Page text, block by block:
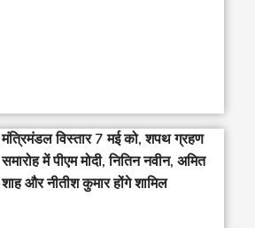
मंत्रिमंडल विस्तार 7 मई को, शपथ ग्रहण
समारोह में पीएम मोदी, नितिन नवीन, अमित
शाह और नीतीश कुमार होंगे शामिल